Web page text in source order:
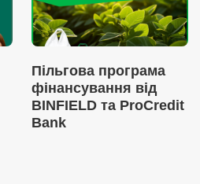
Пільгова програма
фінансування від
BINFIELD та ProCredit
Bank